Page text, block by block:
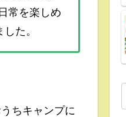
常を楽しめ
た。
ちキャンプに